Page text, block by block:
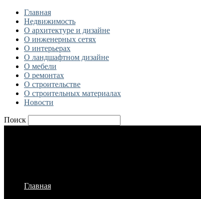
Главная
Недвижимость
О архитектуре и дизайне
О инженерных сетях
О интерьерах
О ландшафтном дизайне
О мебели
О ремонтах
О строительстве
О строительных материалах
Новости
Поиск
Главная